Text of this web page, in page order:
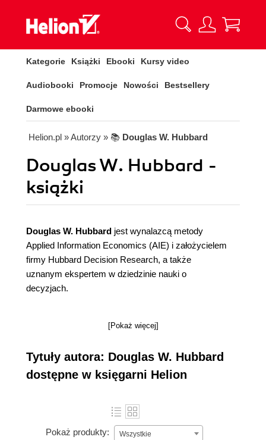
Kategorie Książki Ebooki Kursy video
Audiobooki Promocje Nowości Bestsellery
Darmowe ebooki
Helion.pl » Autorzy » 📚 Douglas W. Hubbard
Douglas W. Hubbard -
książki
Douglas W. Hubbard jest wynalazcą metody
Applied Information Economics (AIE) i założycielem
firmy Hubbard Decision Research, a także
uznanym ekspertem w dziedzinie nauki o
decyzjach.
[Pokaż więcej]
Tytuły autora: Douglas W. Hubbard
dostępne w księgarni Helion
Pokaż produkty: Wszystkie